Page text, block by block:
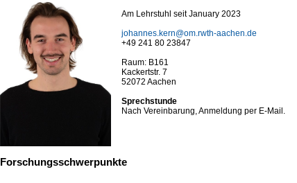
Am Lehrstuhl seit January 2023
johannes.kern@om.rwth-aachen.de
+49 241 80 23847
Raum: B161
Kackertstr. 7
52072 Aachen
Sprechstunde
Nach Vereinbarung, Anmeldung per E-Mail.
Forschungsschwerpunkte